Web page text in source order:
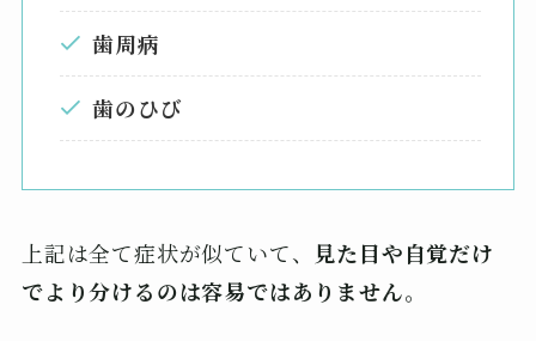
歯周病
歯のひび
上記は全て症状が似ていて、
見た目や自覚だけ
でより分けるのは容易ではありません。